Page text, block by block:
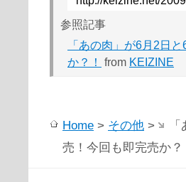
参照記事
「あの肉」が6月2日
か？！
from KEIZINE
Home > その他 >
売！今回も即完売か？